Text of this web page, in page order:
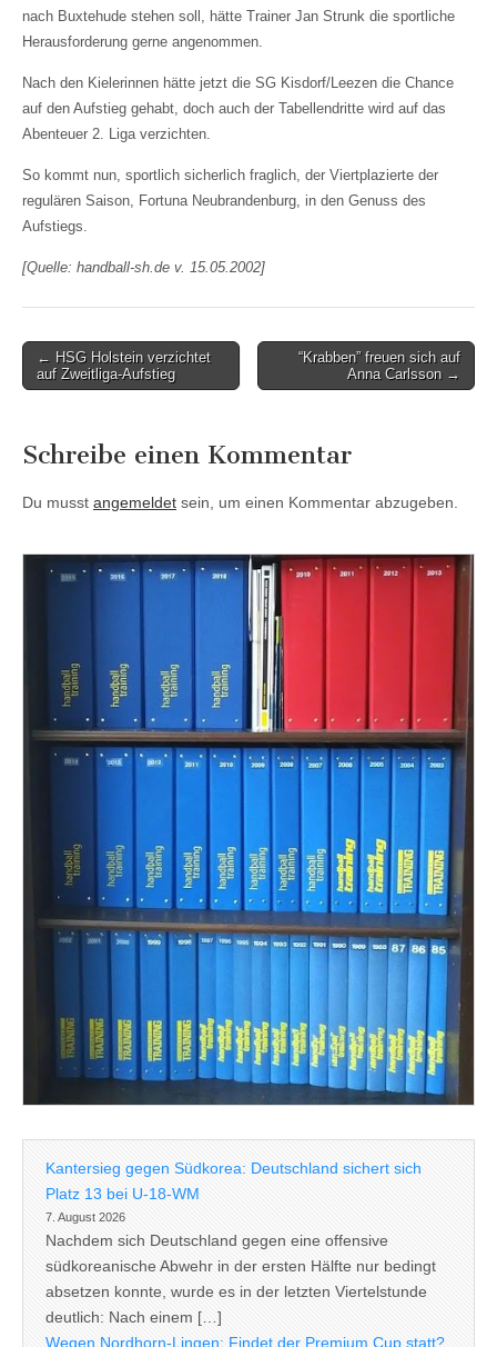
nach Buxtehude stehen soll, hätte Trainer Jan Strunk die sportliche
Herausforderung gerne angenommen.
Nach den Kielerinnen hätte jetzt die SG Kisdorf/Leezen die Chance
auf den Aufstieg gehabt, doch auch der Tabellendritte wird auf das
Abenteuer 2. Liga verzichten.
So kommt nun, sportlich sicherlich fraglich, der Viertplazierte der
regulären Saison, Fortuna Neubrandenburg, in den Genuss des
Aufstiegs.
[Quelle: handball-sh.de v. 15.05.2002]
Post
navigation
← HSG Holstein verzichtet
auf Zweitliga-Aufstieg
“Krabben” freuen sich auf
Anna Carlsson →
Schreibe einen Kommentar
Du musst angemeldet sein, um einen Kommentar abzugeben.
Kantersieg gegen Südkorea: Deutschland sichert sich
Platz 13 bei U-18-WM
7. August 2026
Nachdem sich Deutschland gegen eine offensive
südkoreanische Abwehr in der ersten Hälfte nur bedingt
absetzen konnte, wurde es in der letzten Viertelstunde
deutlich: Nach einem […]
Wegen Nordhorn-Lingen: Findet der Premium Cup statt?